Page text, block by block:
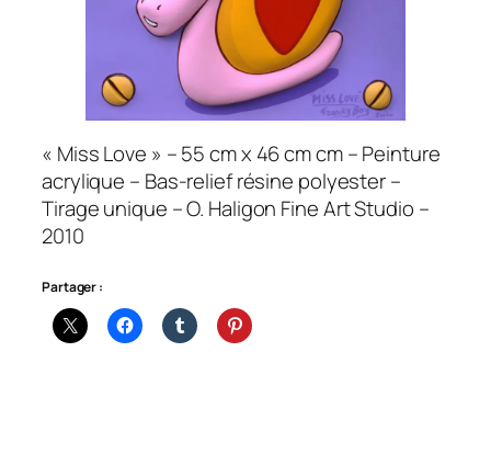
« Miss Love » – 55 cm x 46 cm cm – Peinture
acrylique – Bas-relief résine polyester –
Tirage unique – O. Haligon Fine Art Studio –
2010
Partager :